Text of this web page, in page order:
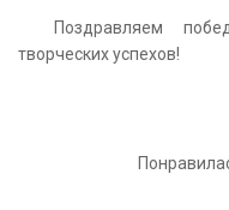
Поздравляем
творческих успехов!